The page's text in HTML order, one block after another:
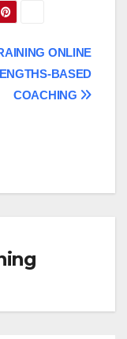
ONLINE
BASED
COACHING